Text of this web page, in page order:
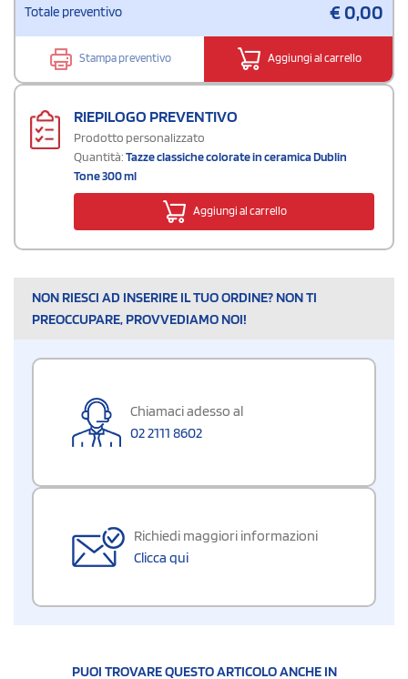
Totale preventivo €0,00
Stampa preventivo Aggiungi al carrello
RIEPILOGO PREVENTIVO
Prodotto personalizzato
Quantità:Tazze classiche colorate in ceramica Dublin
Tone 300 ml
Aggiungi al carrello
NON RIESCI AD INSERIRE IL TUO ORDINE? NON TI
PREOCCUPARE, PROVVEDIAMO NOI!
Chiamaci adesso al
02 2111 8602
Richiedi maggiori informazioni
Clicca qui
PUOI TROVARE QUESTO ARTICOLO ANCHE IN